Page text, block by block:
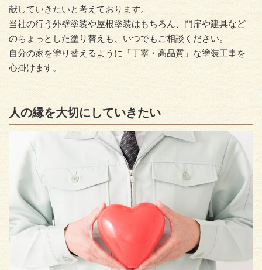
献していきたいと考えております。
当社の行う外壁塗装や屋根塗装はもちろん、門扉や建具など
のちょっとした塗り替えも、いつでもご相談ください。
自分の家を塗り替えるように「丁寧・高品質」な塗装工事を
心掛けます。
人の縁を大切にしていきたい